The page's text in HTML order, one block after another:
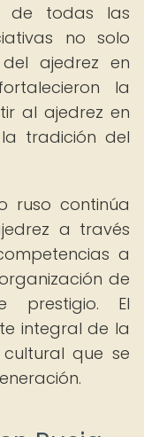
de todas las
no solo
ajedrez en
la
al ajedrez en
tradición del
ruso continúa
a través
a
de
prestigio. El
integral de la
que se